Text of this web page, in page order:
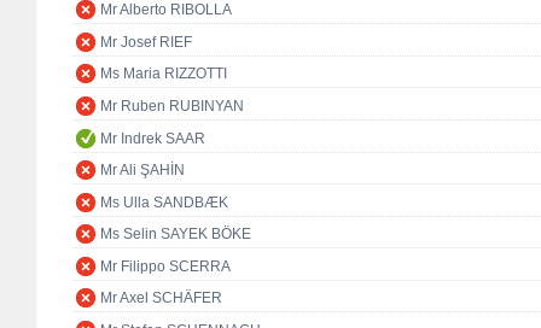
Mr Alberto RIBOLLA
Mr Josef RIEF
Ms Maria RIZZOTTI
Mr Ruben RUBINYAN
Mr Indrek SAAR
Mr Ali ŞAHİN
Ms Ulla SANDBÆK
Ms Selin SAYEK BÖKE
Mr Filippo SCERRA
Mr Axel SCHÄFER